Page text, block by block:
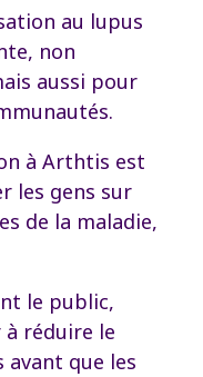
au lupus
non
aussi pour
à Arthtis est
les gens sur
de la maladie,
le public,
réduire le
avant que les